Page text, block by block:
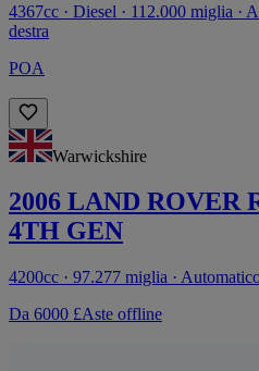
4367cc · Diesel · 112.000 miglia ·
destra
POA
Warwickshire
2006 LAND ROVER
4TH GEN
4200cc · 97.277 miglia ·
Da 6000 £Aste offline